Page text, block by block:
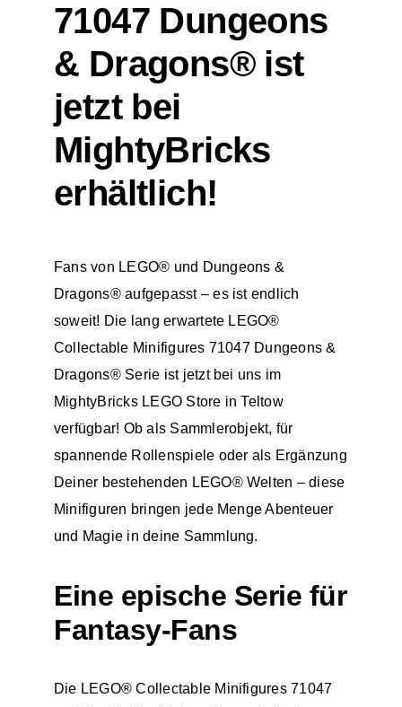
71047 Dungeons
& Dragons® ist
jetzt bei
MightyBricks
erhältlich!
Fans von LEGO® und Dungeons &
Dragons® aufgepasst – es ist endlich
soweit! Die lang erwartete LEGO®
Collectable Minifigures 71047 Dungeons &
Dragons® Serie ist jetzt bei uns im
MightyBricks LEGO Store in Teltow
verfügbar! Ob als Sammlerobjekt, für
spannende Rollenspiele oder als Ergänzung
Deiner bestehenden LEGO® Welten – diese
Minifiguren bringen jede Menge Abenteuer
und Magie in deine Sammlung.
Eine epische Serie für
Fantasy-Fans
Die LEGO® Collectable Minifigures71047